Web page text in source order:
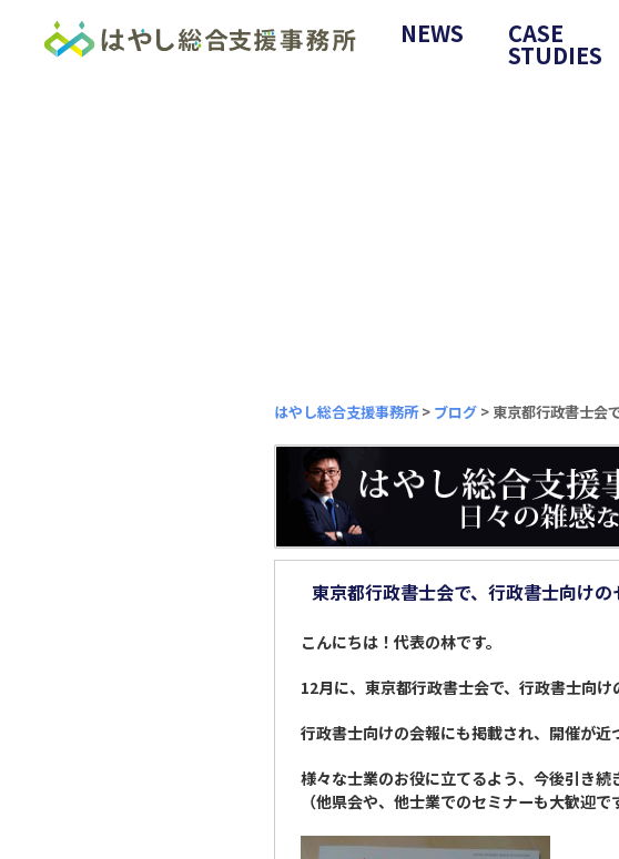
NEWS CASE
STUDIES
はやし総合支援事務所> ブログ > 東京都行政書士会
東京都行政書士会で、行政書士向けの
こんにちは！代表の林です。
12月に、東京都行政書士会で、行政書士向け
行政書士向けの会報にも掲載され、開催が近
様々な士業のお役に立てるよう、今後引き続
（他県会や、他士業でのセミナーも大歓迎で